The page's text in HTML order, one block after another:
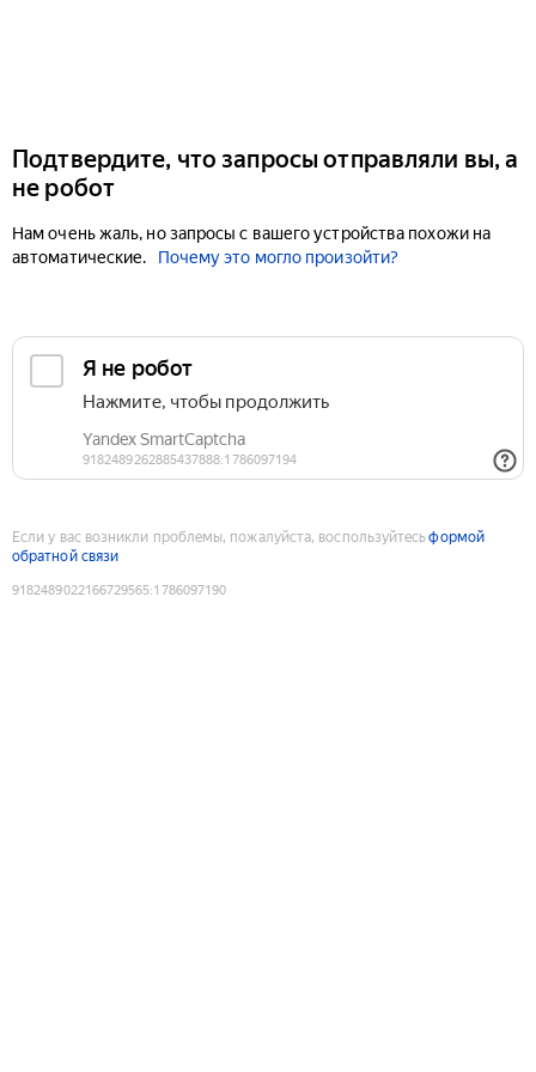
Подтвердите, что запросы отправляли вы, а
не робот
Нам очень жаль, но запросы с вашего устройства похожи на
автоматические.
Почему это могло произойти?
Если у вас возникли проблемы, пожалуйста, воспользуйтесьформой
обратной связи
9182489022166729565:1786097190